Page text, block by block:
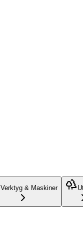
Verktyg & Maskiner